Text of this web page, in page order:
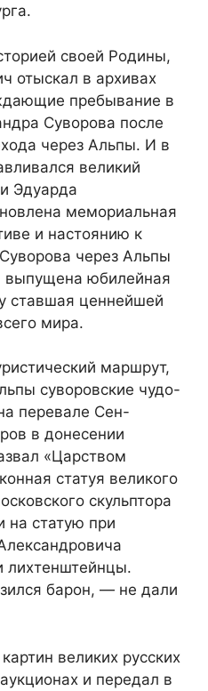
своей Родины,
отыскал в архивах
пребывание в
Суворова после
через Альпы. И в
великий
Эдуарда
мемориальная
и настоянию к
через Альпы
выпущена юбилейная
ставшая ценнейшей
мира.
маршрут,
суворовские чудо-
перевале Сен-
в донесении
«Царством
статуя великого
скульптора
на статую при
лихтенштейнцы.
барон, — не дали
великих русских
и передал в